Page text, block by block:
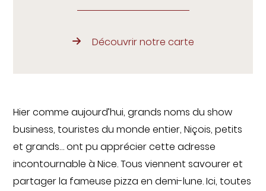
Hier comme aujourd’hui, grands noms du show
business, touristes du monde entier, Niçois, petits
et grands… ont pu apprécier cette adresse
incontournable à Nice. Tous viennent savourer et
partager la fameuse pizza en demi-lune. Ici, toutes
Découvrir notre carte